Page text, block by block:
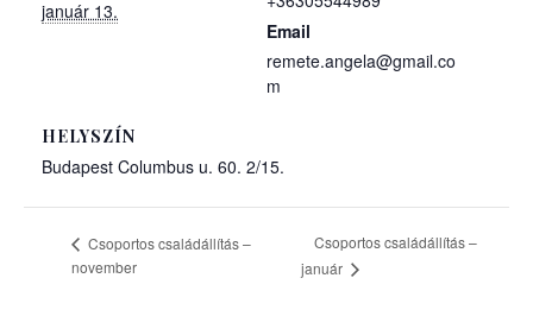
január 13.
HELYSZÍN
Budapest Columbus u. 60. 2/15.
Email
remete.angela@gmail.co
m
Csoportos családállítás –
november
Csoportos családállítás –
január